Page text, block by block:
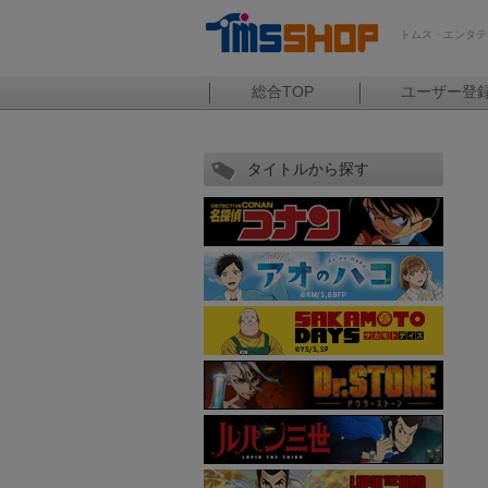
トムス・エンタ
総合TOP ユーザー登
タイトルから探す